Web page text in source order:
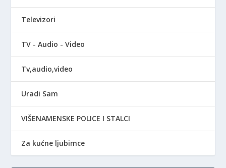
Televizori
TV - Audio - Video
Tv,audio,video
Uradi Sam
VIŠENAMENSKE POLICE I STALCI
Za kućne ljubimce